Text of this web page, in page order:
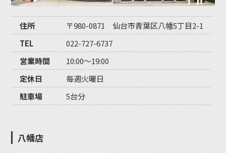
住所
〒980-0871 仙台市青葉区八幡5丁目2-1
TEL
022-727-6737
営業時間
10:00〜19:00
定休日
毎週火曜日
駐車場
5台分
八幡店